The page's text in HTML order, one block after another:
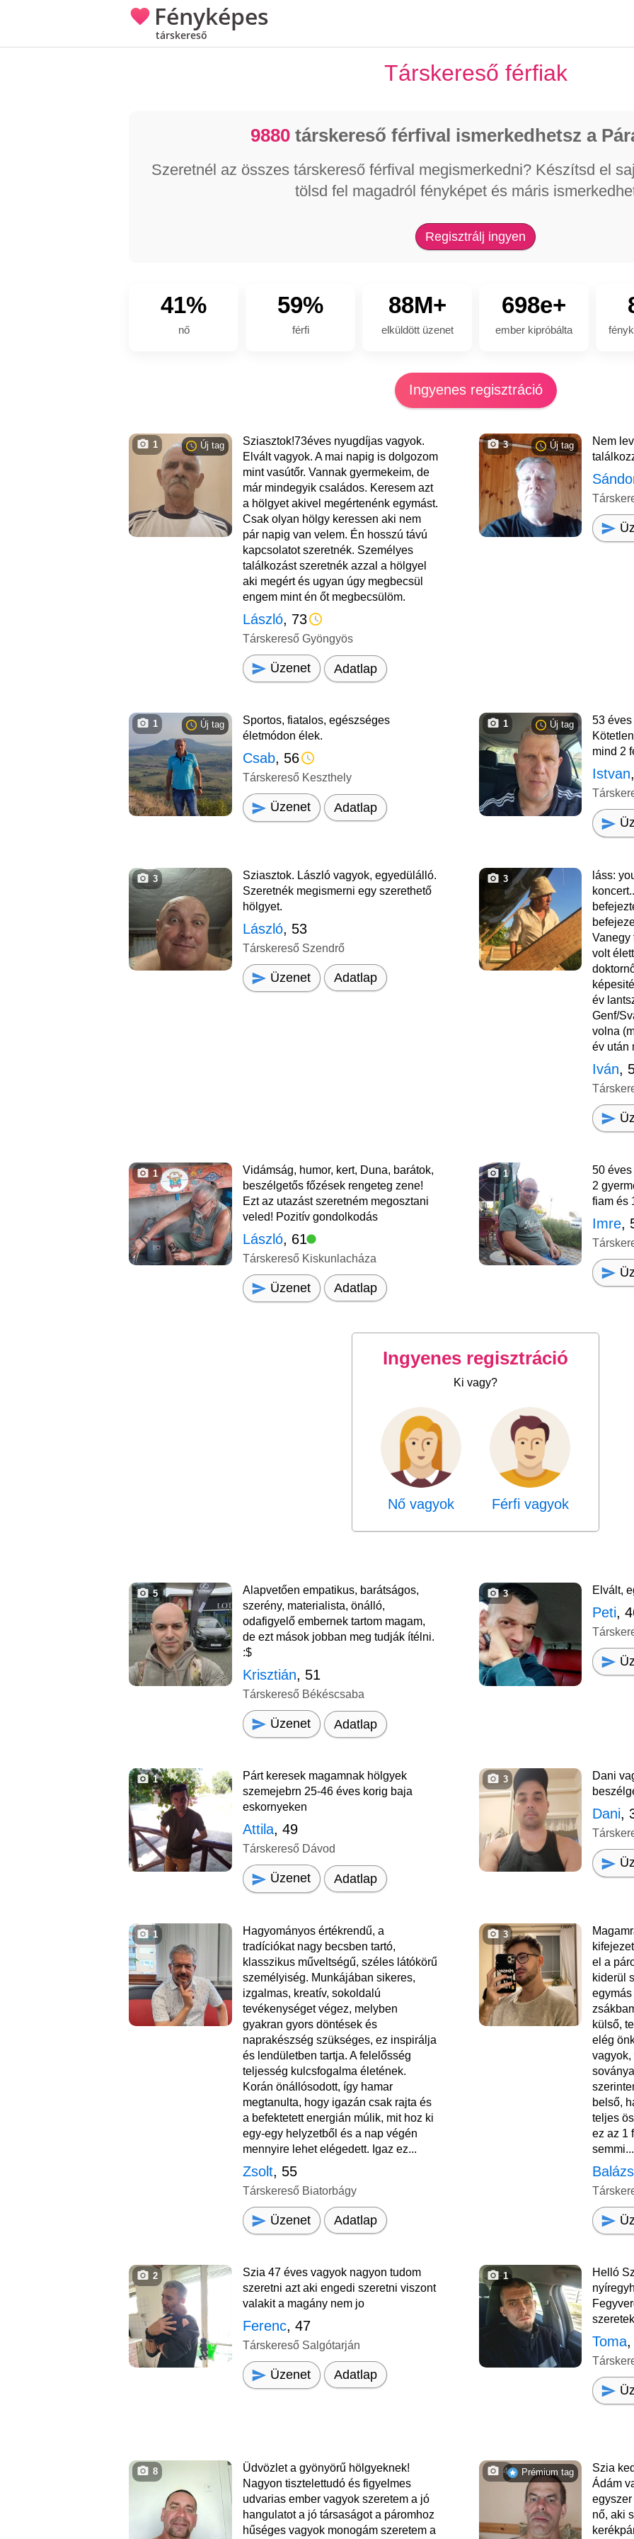
Fényképes
társkereső
Társkereső férfiak
9880 társkereső férfival ismerkedhetsz a
Szeretnél az összes társkereső férfival megismerkedni? Készítsd el
tölsd fel magadról fényképet és máris
Regisztrálj ingyen
41%
nő
59%
férfi
88M+
elküldött üzenet
698e+
ember kipróbálta
Ingyenes regisztráció
1 Új tag
Sziasztok!73éves nyugdíjas vagyok.
Elvált vagyok. A mai napig is dolgozom
mint vasútőr. Vannak gyermekeim, de
már mindegyik családos. Keresem azt
a hölgyet akivel megértenénk egymást.
Csak olyan hölgy keressen aki nem
pár napig van velem. Én hosszú távú
kapcsolatot szeretnék. Személyes
találkozást szeretnék azzal a hölgyel
aki megért és ugyan úgy megbecsül
engem mint én őt megbecsülöm.
László, 73
Társkereső Gyöngyös
Üzenet Adatlap
3 Új tag
Nem
1 Új tag
Sportos, fiatalos, egészséges
életmódon élek.
Csab, 56
Társkereső Keszthely
Üzenet Adatlap
1 Új tag
53
mind 2
Istvan
3
Sziasztok. László vagyok, egyedülálló.
Szeretnék megismerni egy szerethető
hölgyet.
László, 53
Társkereső Szendrő
Üzenet Adatlap
3
láss:
Vanegy
volt
év
Genf/
volna
év után
Iván,
1
Vidámság, humor, kert, Duna, barátok,
beszélgetős főzések rengeteg zene!
Ezt az utazást szeretném megosztani
veled! Pozitív gondolkodás
László, 61
Társkereső Kiskunlacháza
Üzenet Adatlap
1
50
2
fiam és
Imre,
Ingyenes regisztráció
Ki vagy?
Nő vagyok Férfi vagyok
5
Alapvetően empatikus, barátságos,
szerény, materialista, önálló,
odafigyelő embernek tartom magam,
de ezt mások jobban meg tudják ítélni.
:$
Krisztián, 51
Társkereső Békéscsaba
Üzenet Adatlap
3 Elvált,
Peti,
1
Párt keresek magamnak hölgyek
szemejebrn 25-46 éves korig baja
eskornyeken
Attila, 49
Társkereső Dávod
Üzenet Adatlap
3
Dani
Dani,
1
Hagyományos értékrendű, a
tradíciókat nagy becsben tartó,
klasszikus műveltségű, széles látókörű
személyiség. Munkájában sikeres,
izgalmas, kreatív, sokoldalú
tevékenységet végez, melyben
gyakran gyors döntések és
naprakészség szükséges, ez inspirálja
és lendületben tartja. A felelősség
teljesség kulcsfogalma életének.
Korán önállósodott, így hamar
megtanulta, hogy igazán csak rajta és
a befektetett energián múlik, mit hoz ki
egy-egy helyzetből és a nap végén
mennyire lehet elégedett. Igaz ez...
Zsolt, 55
Társkereső Biatorbágy
Üzenet Adatlap
3
el a
kiderül
külső,
elég
vagyok,
belső,
teljes
ez az 1
semmi...
Balázs
2
Szia 47 éves vagyok nagyon tudom
szeretni azt aki engedi szeretni viszont
valakit a magány nem jo
Ferenc, 47
Társkereső Salgótarján
Üzenet Adatlap
1
Helló
Toma,
8
Üdvözlet a gyönyörű hölgyeknek!
Nagyon tisztelettudó és figyelmes
udvarias ember vagyok szeretem a jó
hangulatot a jó társaságot a páromhoz
hűséges vagyok monogám szeretem a
4 Prémium tag
Szia
Ádám
nő, aki